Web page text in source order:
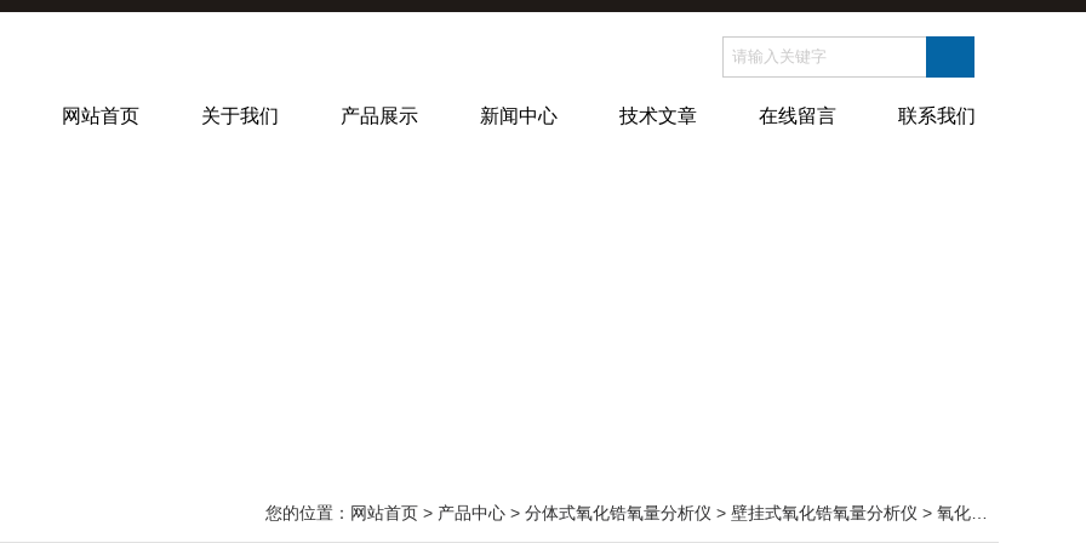
网站首页 关于我们 产品展示 新闻中心 技术文章 在线留言 联系我们
您的位置： 网站首页 > 产品中心 > 分体式氧化锆氧量分析仪 > 壁挂式氧化锆氧量分析仪 > 氧化锆氧含量分析仪